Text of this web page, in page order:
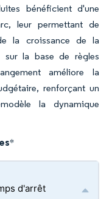
bénéficient d'une
leur permettant de
la croissance de la
la base de règles
améliore la
renforçant un
la dynamique
*
d'arrêt